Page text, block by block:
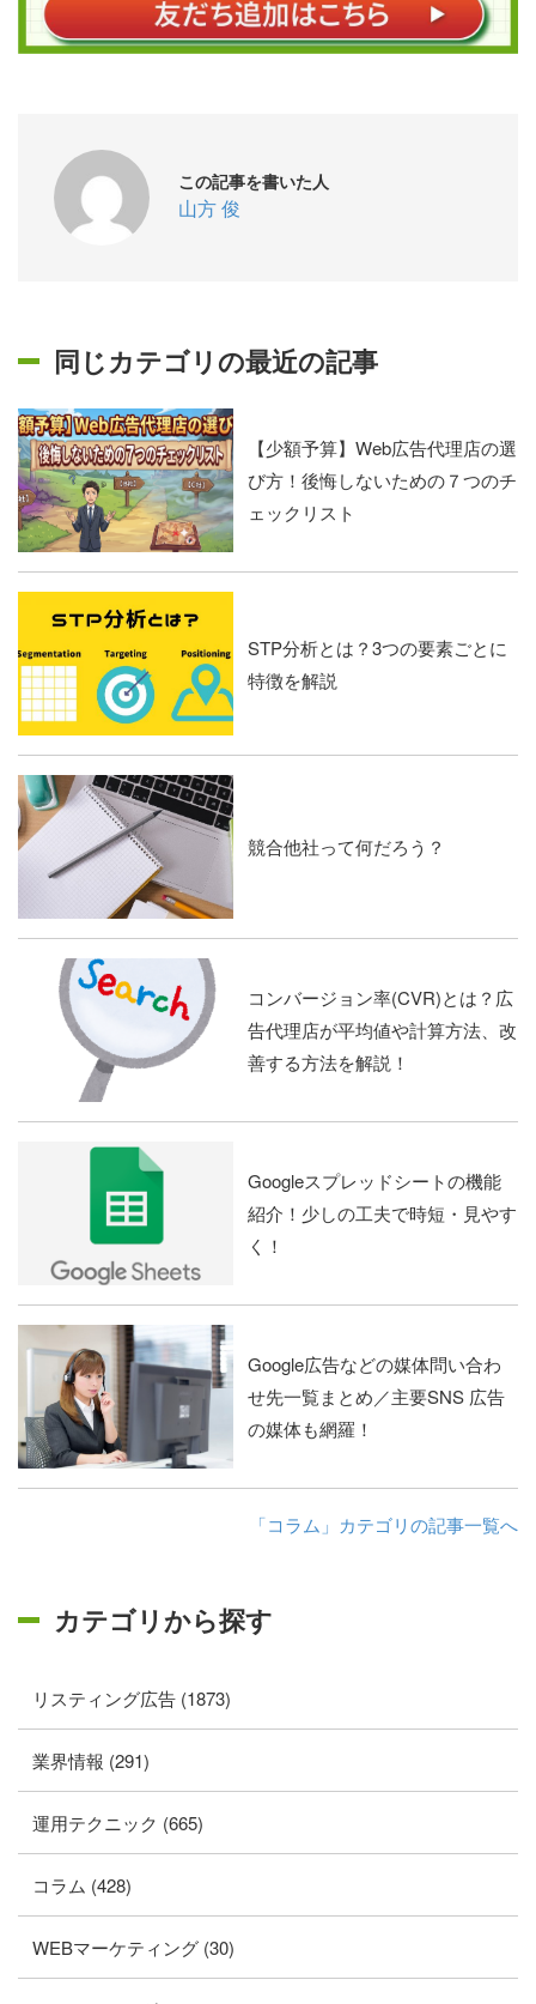
この記事を書いた人
山方 俊
同じカテゴリの最近の記事
【少額予算】Web広告代理店の選
び方！後悔しないための７つのチ
ェックリスト
STP分析とは？3つの要素ごとに
特徴を解説
競合他社って何だろう？
コンバージョン率(CVR)とは？広
告代理店が平均値や計算方法、改
善する方法を解説！
Googleスプレッドシートの機能
紹介！少しの工夫で時短・見やす
く！
Google広告などの媒体問い合わ
せ先一覧まとめ／主要SNS 広告
の媒体も網羅！
「コラム」カテゴリの記事一覧へ
カテゴリから探す
リスティング広告 (1873)
業界情報 (291)
運用テクニック (665)
コラム (428)
WEBマーケティング (30)